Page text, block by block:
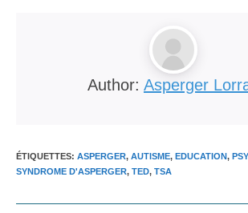
Author: Asperger
ÉTIQUETTES: ASPERGER, AUTISME, EDUCATION,
SYNDROME D'ASPERGER, TED, TSA